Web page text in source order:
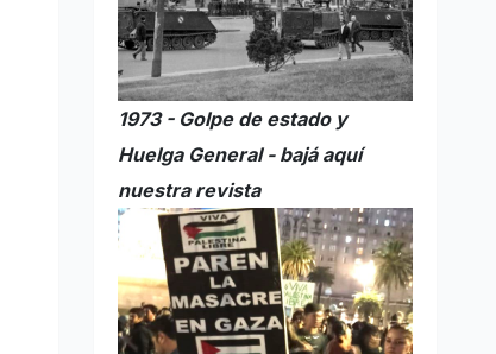
1973 - Golpe de estado y
Huelga General - bajá aquí
nuestra revista